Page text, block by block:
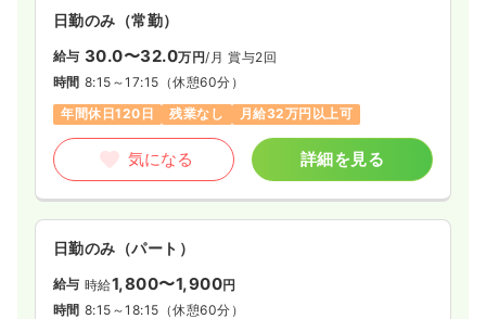
日勤のみ（契約社員）
給与 43.7〜52.0万円/月 賞与3.5ヶ月
時間
8:30～17:30
4週8休以上
担当業務未経験可 月給40万円以上可
日勤のみ（常勤）
給与 30.0〜32.0万円/月 賞与2回
時間 8:15～17:15 （休憩60分）
年間休日120日
残業なし 月給32万円以上可
気になる 詳細を見る
日勤のみ（パート）
給与 時給1,800〜1,900円
時間 8:15～18:15 （休憩60分）